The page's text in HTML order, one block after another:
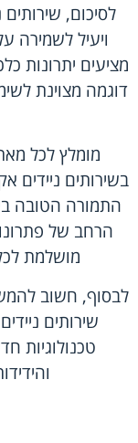
לסיכום,
ויעיל לשמירה
מציעים יתרונות
דוגמה מצוינת
מומלץ לכל
בשירותים ניידים
התמורה הטובה
הרחב של
מושלמת
לבסוף, חשוב
שירותים
טכנולוגיות